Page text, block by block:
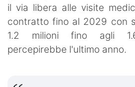
il via libera alle visite
contratto fino al 2029 con
1.2 milioni fino agli
percepirebbe l'ultimo anno.